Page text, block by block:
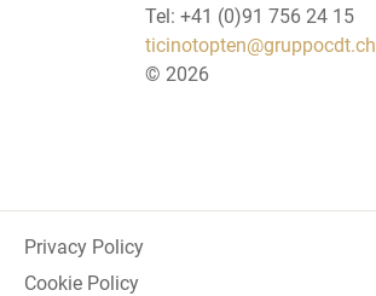
Tel: +41 (0)91 756 24 15
ticinotopten@gruppocdt.ch
© 2026
Privacy Policy
Cookie Policy